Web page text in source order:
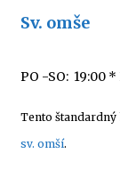
Sv. omše
PO -SO: 19:00 *
Tento
sv. omší.